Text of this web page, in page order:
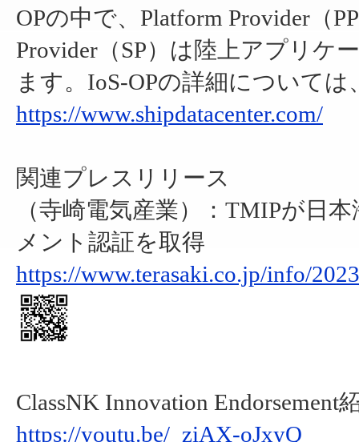
OPの中で、Platform Provider（
Provider（SP）は陸上アプリケ
ます。IoS-OPの詳細について
https://www.shipdatacenter.com/
関連プレスリリース
（寺崎電気産業）：TMIPが日
メント認証を取得
https://www.terasaki.co.jp/info/
ClassNK Innovation Endorsement
https://youtu.be/_ziAX-oJxyQ